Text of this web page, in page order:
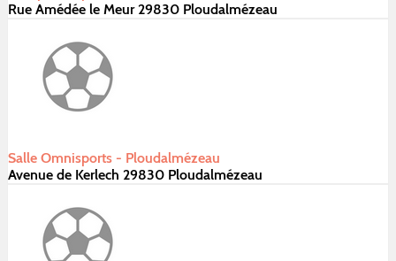
Rue Amédée le Meur 29830 Ploudalmézeau
Salle Omnisports - Ploudalmézeau
Avenue de Kerlech 29830 Ploudalmézeau